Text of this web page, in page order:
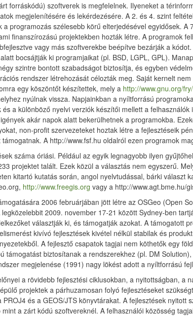
forráskódú) szoftverek is megfelelnek. Ilyeneket a
megjelenítésére és lekérdezésére. A 2. és 4. szint
programozás szélesebb körű elterjedésével egyidősek.
finanszírozású projektekben hozták létre. A programok
vagy más szoftverekbe beépítve bezárják a
bocsájtják ki programjaikat (pl. BSD, LGPL, GPL).
szintre bontott szabadságot biztosítja, és egyben
rendszer létrehozását célozták meg. Saját kernelt
egy köszöntőt készítettek, mely a http://www.gnu.org/
nyúlnak vissza. Napjainkban a nyíltforrású
a különböző nyelvi verziók készítői mellett a
akár napok alatt bekerülhetnek a programokba.
non-profit szervezeteket hoztak létre a fejlesztéseik
A http://www.fsf.hu oldalról ezen programok
száma óriási. Például az egyik legnagyobb ilyen
projektet talált. Ezek közül a választás nem egyszerű.
kitartó kutatás során, angol nyelvtudással, bárki
http://www.freegis.org vagy a http://www.agt.bme.hu/
2006 februárjában jött létre az OSGeo (Open
2009. november 17-21 között Sydney-ben
választják ki, és támogatják azokat. A támogatott
kivívó fejlesztések kivétel nélkül stabilak és
A fejlesztő csapatok tagjai nem köthetők egy
támogatást biztosítanak a rendszerekhez (pl. DM
megjelenése (1991) nagy lökést adott a nyíltforrású
a rövidebb fejlesztési ciklusokban, a nyitottságban,
projektek a párhuzamosan folyó fejlesztéseket
és a GEOS/JTS könyvtárakat. A fejlesztések
a zárt kódú szoftvereknél. A felhasználói közösség